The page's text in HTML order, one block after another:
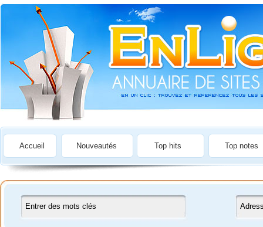
Accueil Nouveautés Top hits Top notes